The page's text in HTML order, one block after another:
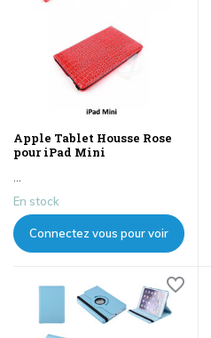
Apple Tablet Housse Rose
pour iPad Mini
...
En stock
Connectez vous pour voir